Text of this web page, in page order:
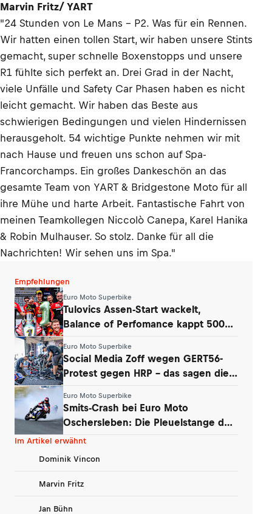
Marvin Fritz/ YART
"24 Stunden von Le Mans - P2. Was für ein Rennen.
Wir hatten einen tollen Start, wir haben unsere Stints
gemacht, super schnelle Boxenstopps und unsere
R1 fühlte sich perfekt an. Drei Grad in der Nacht,
viele Unfälle und Safety Car Phasen haben es nicht
leicht gemacht. Wir haben das Beste aus
schwierigen Bedingungen und vielen Hindernissen
herausgeholt. 54 wichtige Punkte nehmen wir mit
nach Hause und freuen uns schon auf Spa-
Francorchamps. Ein großes Dankeschön an das
gesamte Team von YART & Bridgestone Moto für all
ihre Mühe und harte Arbeit. Fantastische Fahrt von
meinen Teamkollegen Niccolò Canepa, Karel Hanika
& Robin Mulhauser. So stolz. Danke für all die
Nachrichten! Wir sehen uns im Spa."
Empfehlungen
Euro Moto Superbike
Tulovics Assen-Start wackelt,
Balance of Perfomance kappt 500
Euro Moto Superbike
Social Media Zoff wegen GERT56-
Protest gegen HRP – das sagen die
Euro Moto Superbike
Smits-Crash bei Euro Moto
Oschersleben: Die Pleuelstange der
Yamaha war‘s
Im Artikel erwähnt
Dominik Vincon
Marvin Fritz
Jan Bühn